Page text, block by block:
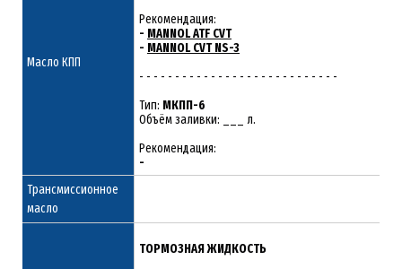
Масло КПП
Рекомендация:
- MANNOL ATF CVT
- MANNOL CVT NS-3
- - - - - - - - - - - - - - - - - - - - - - - - - - - -
Тип: МКПП-6
Объём заливки: ___ л.
Рекомендация:
-
Трансмиссионное
масло
ТОРМОЗНАЯ ЖИДКОСТЬ